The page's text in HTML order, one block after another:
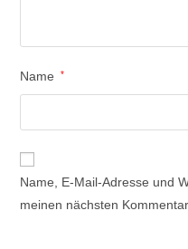
Name *
Name, E-Mail-Adresse und
meinen nächsten